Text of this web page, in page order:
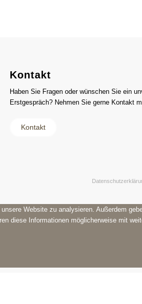
Kontakt
Haben Sie Fragen oder wünschen Sie ein
Erstgespräch? Nehmen Sie gerne Kontakt
Kontakt
Website zu analysieren. Außerdem
diese Informationen möglicherweise mit